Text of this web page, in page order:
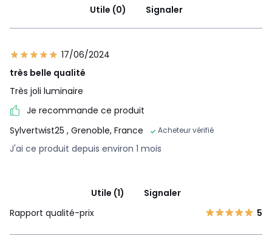
Utile (0) Signaler
17/06/2024
très belle qualité
Très joli luminaire
Je recommande ce produit
Sylvertwist25 , Grenoble, France Acheteur vérifié
J'ai ce produit depuis environ 1 mois
Utile (1)
Signaler
Rapport qualité-prix
5